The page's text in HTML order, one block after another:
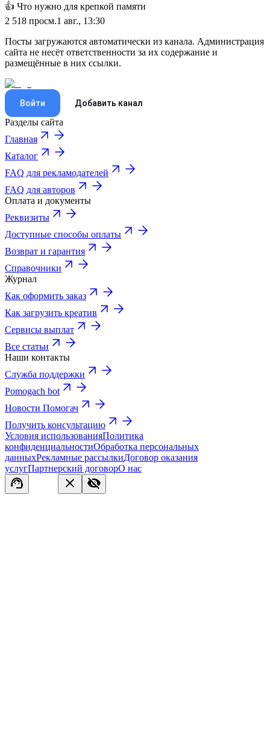
👍 Что нужно для крепкой памяти
2 518 просм.1 авг., 13:30
Посты загружаются автоматически из канала. Администрация
сайта не несёт ответственности за их содержание и
размещённые в них ссылки.
Войти Добавить канал
Разделы сайта
Главная
Каталог
FAQ для рекламодателей
FAQ для авторов
Оплата и документы
Реквизиты
Доступные способы оплаты
Возврат и гарантия
Справочники
Журнал
Как оформить заказ
Как загрузить креатив
Сервисы выплат
Все статьи
Наши контакты
Служба поддержки
Pomogach bot
Новости Помогач
Получить консультацию
Условия использованияПолитика
конфиденциальностиОбработка персональных
данныхРекламные рассылкиДоговор оказания
услугПартнерский договорО нас